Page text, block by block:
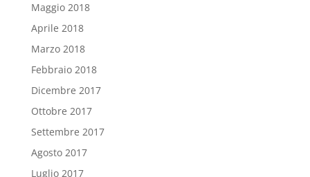
Maggio 2018
Aprile 2018
Marzo 2018
Febbraio 2018
Dicembre 2017
Ottobre 2017
Settembre 2017
Agosto 2017
Luglio 2017